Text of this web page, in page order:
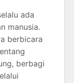
ada
manusia.
berbicara
berbagi